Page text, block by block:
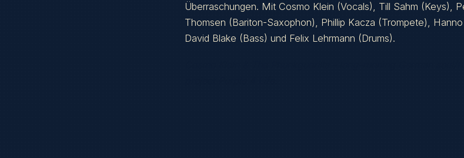
Überraschungen. Mit Cosmo Klein (Vocals), Till Sahm (Keys),
Thomsen (Bariton-Saxophon), Phillip Kacza (Trompete),
David Blake (Bass) und Felix Lehrmann (Drums).